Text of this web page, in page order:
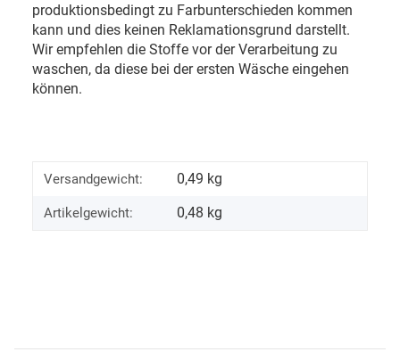
produktionsbedingt zu Farbunterschieden kommen
kann und dies keinen Reklamationsgrund darstellt.
Wir empfehlen die Stoffe vor der Verarbeitung zu
waschen, da diese bei der ersten Wäsche eingehen
können.
Versandgewicht: 0,49 kg
Artikelgewicht: 0,48 kg